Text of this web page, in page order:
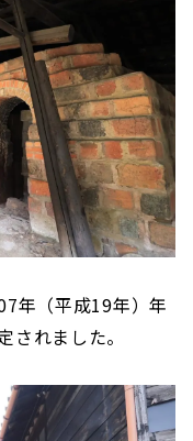
年（平成19年）年
れました。